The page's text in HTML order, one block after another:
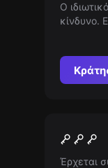
Ο
κίνδυνο.
είναι
σώσε τον!
Νέος
Έρχεται